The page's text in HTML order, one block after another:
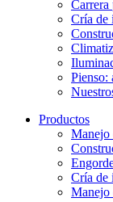
Carrera
Cría de
Pienso:
Productos
Manejo
Cría de
Manejo